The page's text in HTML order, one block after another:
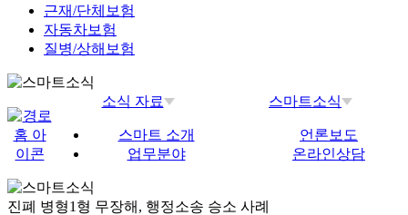
근재/단체보험
자동차보험
질병/상해보험
소식 자료
스마트 소개
업무분야
스마트소식
언론보도
온라인상담
진폐 병형1형 무장해, 행정소송 승소 사례